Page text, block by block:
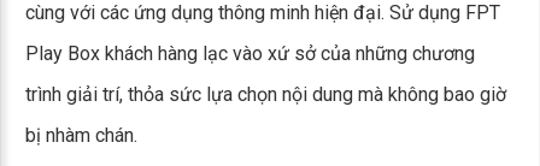
cùng với các ứng dụng thông minh hiện đại. Sử dụng FPT
Play Box khách hàng lạc vào xứ sở của những chương
trình giải trí, thỏa sức lựa chọn nội dung mà không bao giờ
bị nhàm chán.